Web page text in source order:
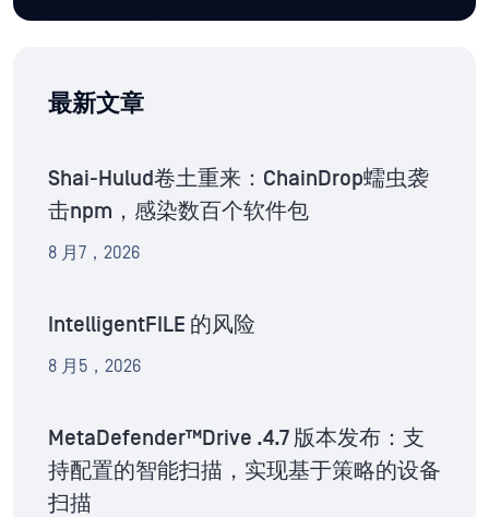
最新文章
Shai-Hulud卷土重来：ChainDrop蠕虫袭
击npm，感染数百个软件包
8 月7，2026
IntelligentFILE 的风险
8 月5，2026
MetaDefender™Drive .4.7 版本发布：支
持配置的智能扫描，实现基于策略的设备
扫描